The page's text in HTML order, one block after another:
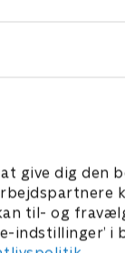
give dig den
til- og
indstillinger’ i
Claw bruger en